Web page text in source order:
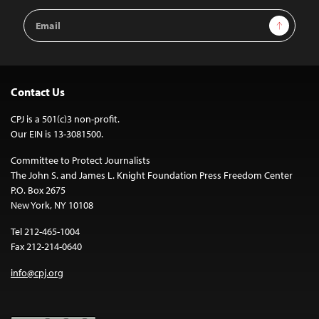
Email
Address
Sign Up
Contact Us
CPJ is a 501(c)3 non-profit.
Our EIN is 13-3081500.
Committee to Protect Journalists
The John S. and James L. Knight Foundation Press Freedom Center
P.O. Box 2675
New York, NY 10108
Tel 212-465-1004
Fax 212-214-0640
info@cpj.org